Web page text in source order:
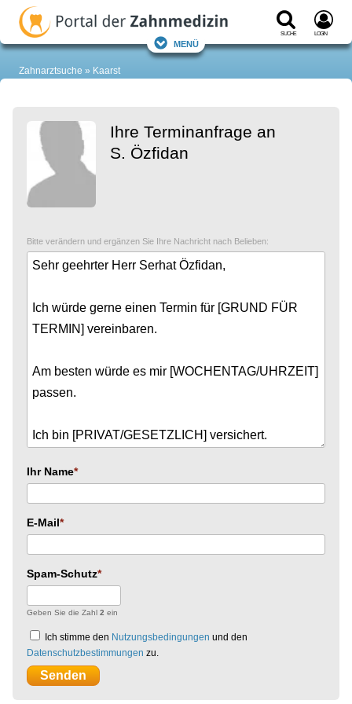
Suche Login
Menü
Zahnarztsuche Kaarst
Ihre Terminanfrage an
S. Özfidan
Bitte verändern und ergänzen Sie Ihre Nachricht nach Belieben:
Ihr Name
E-Mail
Spam-Schutz
Geben Sie die Zahl 2 ein
Ich stimme den Nutzungsbedingungen und den
Datenschutzbestimmungen zu.